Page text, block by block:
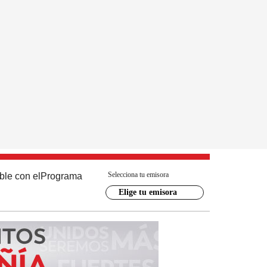
con el Programa Selecciona tu emisora
Elige tu emisora